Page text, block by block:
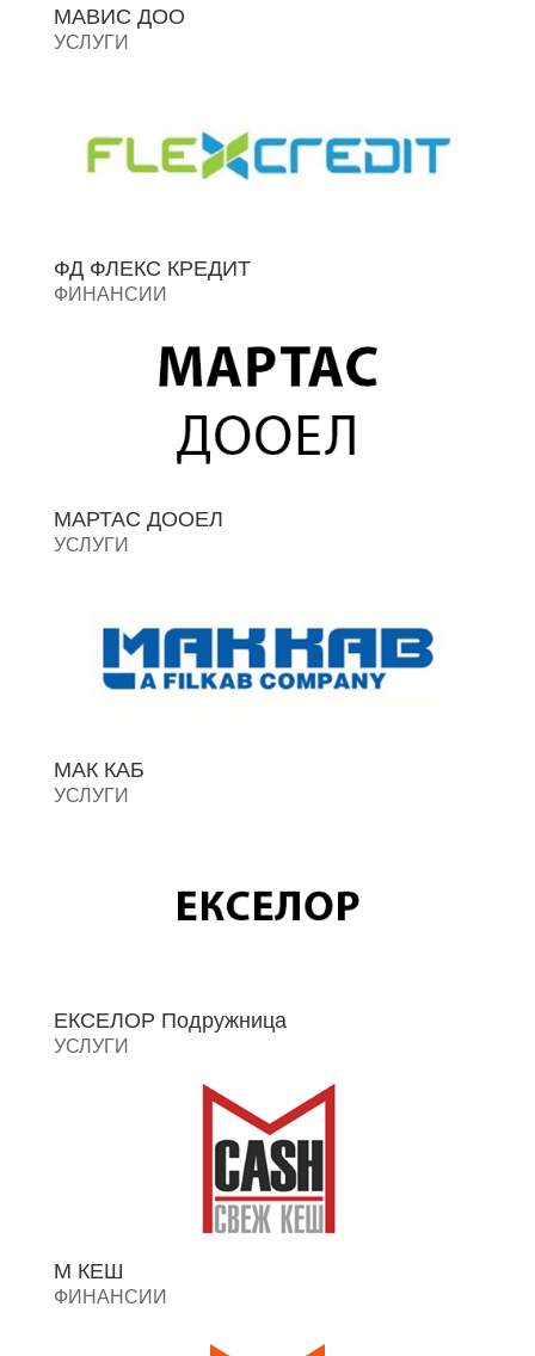
МАВИС ДОО
УСЛУГИ
ФД ФЛЕКС КРЕДИТ
ФИНАНСИИ
МАРТАС ДООЕЛ
УСЛУГИ
МАК КАБ
УСЛУГИ
ЕКСЕЛОР Подружница
УСЛУГИ
М КЕШ
ФИНАНСИИ